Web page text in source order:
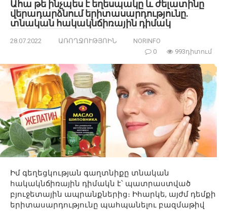
Ահա թե ինչպես է եղեսպակը և ժելատինը
վերադարձնում երիտասարդությունը.
տնական հակակնճիռային դիմակ
28.07.2022 ԱՌՈՂՋՈՒԹՅՈԻՆ
NORINFO
0
993դիտում
Իմ գեղեցկության գաղտնիքը տնական
հակակնճիռային դիմակն է՝ պատրաստված
բյուջետային ապրանքներից։ Իհարկե, այժմ դեմքի
երիտասարդությունը պահպանելու բազմաթիվ